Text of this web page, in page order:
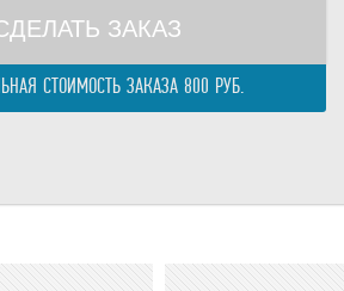
ЗАКАЗ
СТОИМОСТЬ ЗАКАЗА 800 РУБ.